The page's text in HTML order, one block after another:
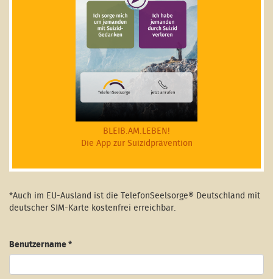
BLEIB.AM.LEBEN!
Die App zur Suizidprävention
*Auch im EU-Ausland ist die TelefonSeelsorge® Deutschland mit
deutscher SIM-Karte kostenfrei erreichbar.
Benutzername *